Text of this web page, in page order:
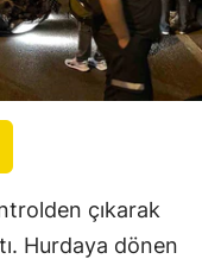
çıkarak
Hurdaya dönen